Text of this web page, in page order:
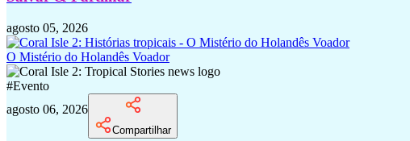
agosto 05, 2026
O Mistério do Holandês Voador
#Evento
agosto 06, 2026
Compartilhar